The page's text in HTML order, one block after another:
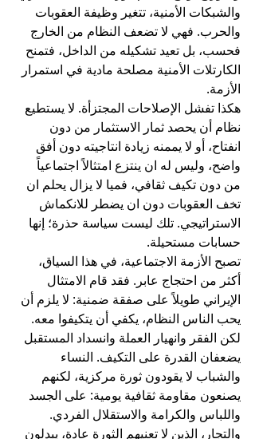
والشبكات الأمنية، تتغير وظيفة العقوبات
والحرب. فهي لا تضعف النظام من الخارج
فحسب، بل تعيد تشكيله من الداخل، فتمنح
الكارتلات الأمنية مصلحة مادية في استمرار
الأزمة.
هكذا تفشل الإصلاحات المجتزأة. لا يستطيع
نظام أن يحصد ثمار الاستثمار من دون
انفتاح، أو لا يممنه زيادة انتاجيته دون أفق
واضح، وليس له ان ينتزع امتثالاً اجتماعياً
من دون تكيف ثقافي، فميا لا يزال يحلم ان
تخف العقوبات دون ان يضطر للانكماش
الاستراتيجي. تلك ليست سياسة حذرة؛ إنها
حسابات مستحيلة.
تصبح الأزمة الاجتماعية، في هذا السياق،
أكثر من احتجاج عابر. فقد قام الامتثال
الإيراني طويلاً على صفقة ضمنية: لا يلزم أن
يحب الناس النظام، يكفي أن يتكيفوا معه.
لكن الفقر وانهيار العملة وانسداد المستقبل
يضعفان القدرة على التكيف. النساء
والشباب لا يقودون ثورة مركزية، لكنهم
يصنعون مقاومة ثقافية يومية: على الجسد
واللباس والكرامة والاستقلال الفردي.
والتجار، الذين لا تعنيهم الثورة عادة، يبدلون